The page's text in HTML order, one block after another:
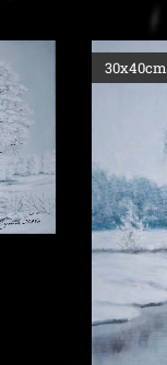
30x40cm